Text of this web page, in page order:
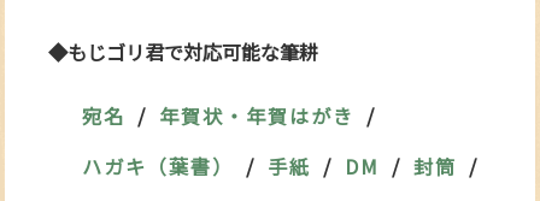
◆もじゴリ君で対応可能な筆耕
宛名
年賀状・年賀はがき
ハガキ（葉書）
手紙 DM
封筒